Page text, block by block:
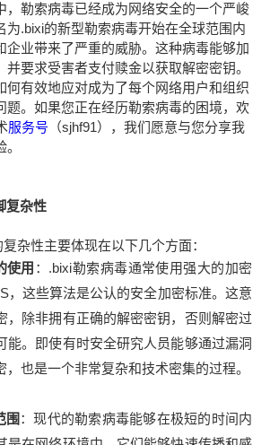
，勒索病毒已经成为网络安全的一个严峻
为.bixi的新型勒索病毒开始在全球范围内
企业带来了严重的威胁。这种病毒能够加
要求受害者支付赎金以获取解密密钥。
何有效地应对成为了每个网络用户和组织
题。如果您正在经历勒索病毒的困境，欢
服务号 （sjhf91），我们愿意与您分享我
复杂性
杂性主要体现在以下几个方面：
使用 ：.bixi勒索病毒通常使用强大的加密
，这些算法是公认的安全加密标准。这意
，除非拥有正确的解密密钥，否则解密过
能。即使有时安全研究人员能够通过漏洞
，也是一个非常复杂和技术密集的过程。
围 ：现代的勒索病毒能够在极短的时间内